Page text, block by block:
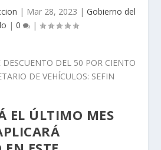
| Mar 28, 2023 | Gobierno del
| 0 |
EL ÚLTIMO MES